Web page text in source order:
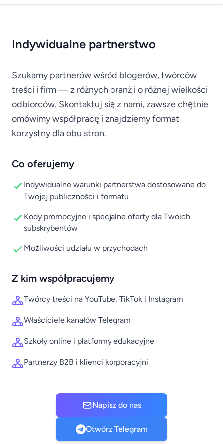
Indywidualne partnerstwo
Szukamy partnerów wśród blogerów, twórców
treści i firm — z różnych branż i o różnej wielkości
odbiorców. Skontaktuj się z nami, zawsze chętnie
omówimy współpracę i znajdziemy format
korzystny dla obu stron.
Co oferujemy
Indywidualne warunki partnerstwa dostosowane do
Twojej publiczności i formatu
Kody promocyjne i specjalne oferty dla Twoich
subskrybentów
Możliwości udziału w przychodach
Z kim współpracujemy
Twórcy treści na YouTube, TikTok i Instagram
Właściciele kanałów Telegram
Szkoły online i platformy edukacyjne
Partnerzy B2B i klienci korporacyjni
Napisz do nas
Otwórz Telegram